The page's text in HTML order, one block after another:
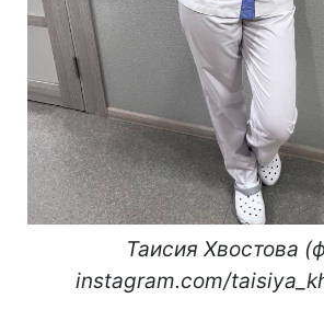
Таисия Хвостова
instagram.com/